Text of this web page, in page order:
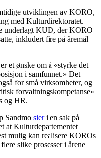
utviklingen av KORO,
med Kulturdirektoratet.
underlagt KUD, der KORO
inkludert fire på åremål
et ønske om å «styrke det
i samfunnet.» Det
for små virksomheter, og
forvaltningskompetanse»
og HR.
Sandmo sieri en sak på
at Kulturdepartementet
mulig kan realisere KOROs
slike prosesser i årene